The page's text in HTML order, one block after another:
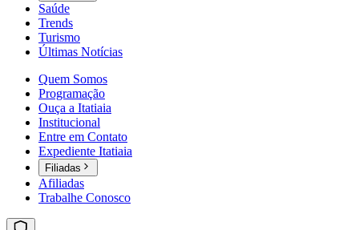
Saúde
Trends
Turismo
Últimas Notícias
Quem Somos
Programação
Ouça a Itatiaia
Institucional
Entre em Contato
Expediente Itatiaia
Filiadas
Afiliadas
Trabalhe Conosco